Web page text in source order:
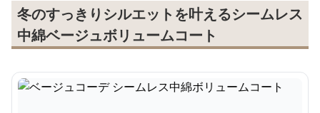
冬のすっきりシルエットを叶えるシームレス
中綿ベージュボリュームコート